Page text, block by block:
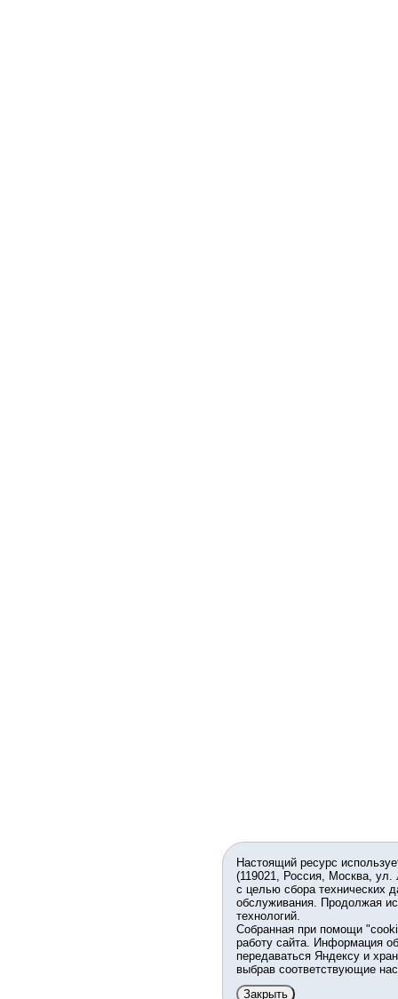
Настоящий ресурс
(119021, Россия, Москва,
с целью сбора технических
обслуживания. Продолжая
технологий.
Собранная при помощи
работу сайта. Информация
передаваться Яндексу и
выбрав соответствующие
Закрыть